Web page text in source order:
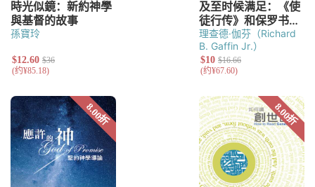
孫寶玲
理查德·伽芬（Richard
B. Gaffin Jr.）